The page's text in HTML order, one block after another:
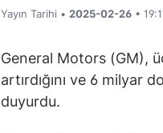
Yayın Tarihi • 2025-02-26 •
General Motors (GM),
artırdığını ve 6 milyar
duyurdu.